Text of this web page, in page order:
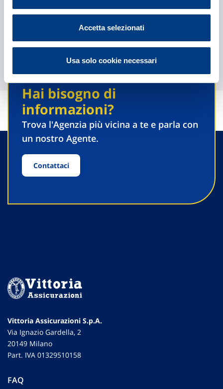
Accetta selezionati
Usa solo cookie necessari
Scopri tutte le proposte
Hai bisogno di
informazioni?
Trova l'Agenzia più vicina a te e parla con
un nostro Agente.
Contattaci
Vittoria Assicurazioni S.p.A.
Via Ignazio Gardella, 2
20149 Milano
Part. IVA 01329510158
FAQ